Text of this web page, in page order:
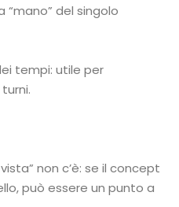
“mano” del singolo
tempi: utile per
non c’è: se il concept
può essere un punto a